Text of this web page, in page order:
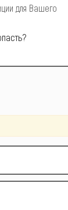
для Вашего